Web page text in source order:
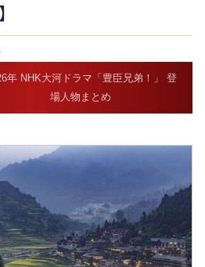
年 NHK大河ドラマ「豊臣兄弟！」 登
場人物まとめ